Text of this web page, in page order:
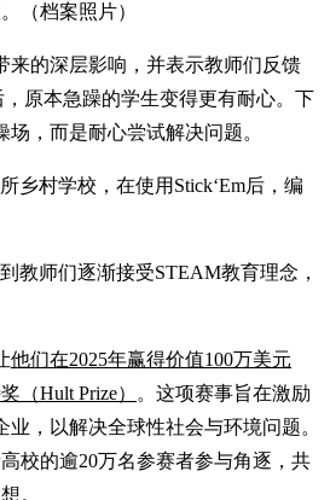
（档案照片）
来的深层影响，并表示教师们反馈
，原本急躁的学生变得更有耐心。下
，而是耐心尝试解决问题。
乡村学校，在使用Stick‘Em后，编
教师们逐渐接受STEAM教育理念，
他们在2025年赢得价值100万美元
（Hult Prize）
。这项赛事旨在激励
，以解决全球性社会与环境问题。
校的逾20万名参赛者参与角逐，共
。